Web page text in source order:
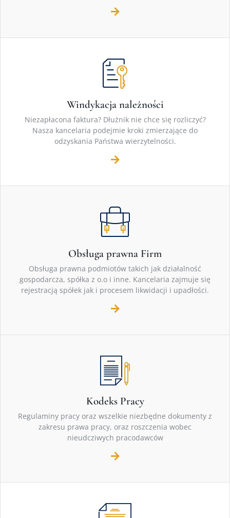
Windykacja należności
Niezapłacona faktura? Dłużnik nie chce się rozliczyć?
Nasza kancelaria podejmie kroki zmierzające do
odzyskania Państwa wierzytelności.
Obsługa prawna Firm
Obsługa prawna podmiotów takich jak działalność
gospodarcza, spółka z o.o i inne. Kancelaria zajmuje się
rejestracją spółek jak i procesem likwidacji i upadłości.
Kodeks Pracy
Regulaminy pracy oraz wszelkie niezbędne dokumenty z
zakresu prawa pracy, oraz roszczenia wobec
nieudcziwych pracodawców